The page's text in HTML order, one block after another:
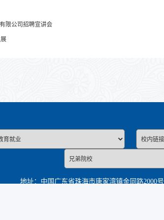
限公司招聘宣讲会
地址：中国广东省珠海市唐家湾镇金同路2000号